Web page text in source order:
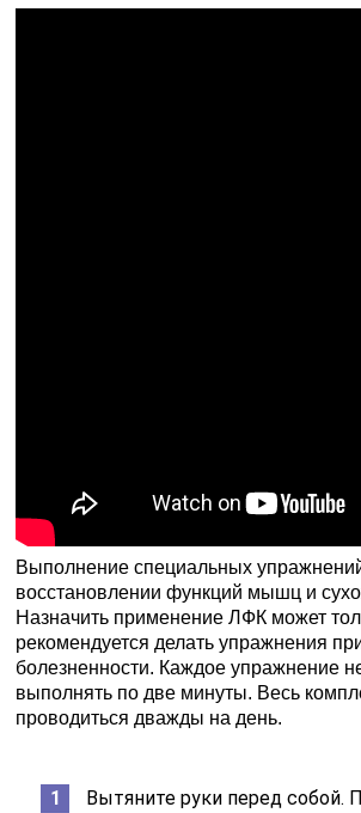
Выполнение специальных
восстановлении функций мышц и
Назначить применение ЛФК может
рекомендуется делать упражнения
болезненности. Каждое упражнение
выполнять по две минуты. Весь
проводиться дважды на день.
Вытяните руки перед собой.